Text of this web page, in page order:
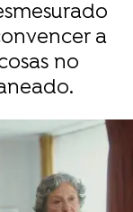
a
no
más que